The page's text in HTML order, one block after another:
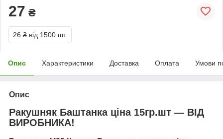
27 ₴
26 ₴ від 1500 шт.
Опис Характеристики Доставка Оплата Умови
Опис
Ракушняк Баштанка ціна 15гр.шт — ВІД
ВИРОБНИКА!